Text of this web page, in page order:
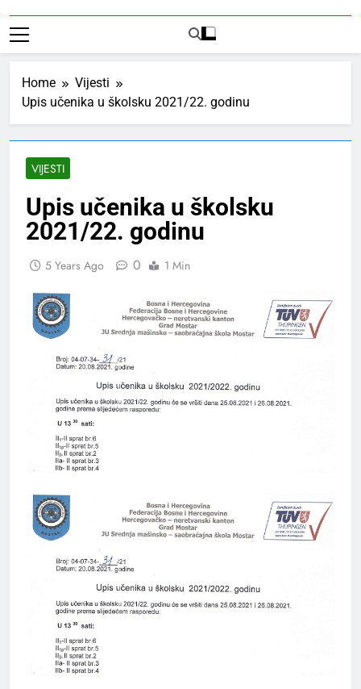
Home
Vijesti
Upis učenika u školsku 2021/22. godinu
VIJESTI
Upis učenika u školsku
2021/22. godinu
5 Years Ago 0 1 Min